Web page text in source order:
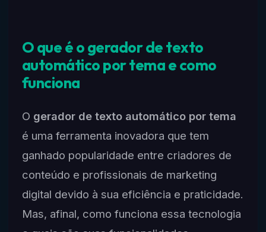
O que é o gerador de texto
automático por tema e como
funciona
O gerador de texto automático por tema
é uma ferramenta inovadora que tem
ganhado popularidade entre criadores de
conteúdo e profissionais de marketing
digital devido à sua eficiência e praticidade.
Mas, afinal, como funciona essa tecnologia